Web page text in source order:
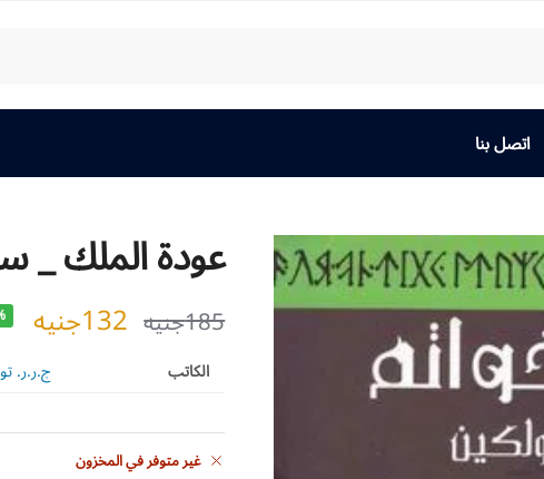
اتصل بنا
عودة الملك _
185جنيه 132جنيه
الكاتب ج.ر.ر.
غير متوفر في المخزون